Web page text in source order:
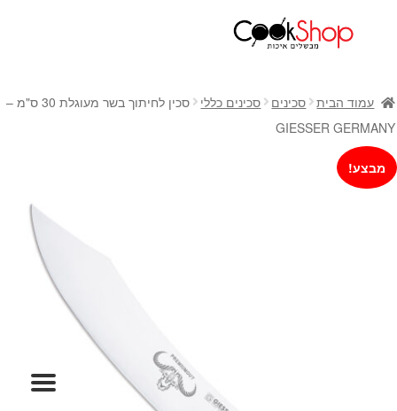
חנות
כלי בישול
סירים
מחבתות
כלי הגשה ואירוח
עמוד הבית סכינים סכינים כללי
סכין לחיתוך בשר מעוגלת 30 ס"מ –
GIESSER GERMANY
מבצע!